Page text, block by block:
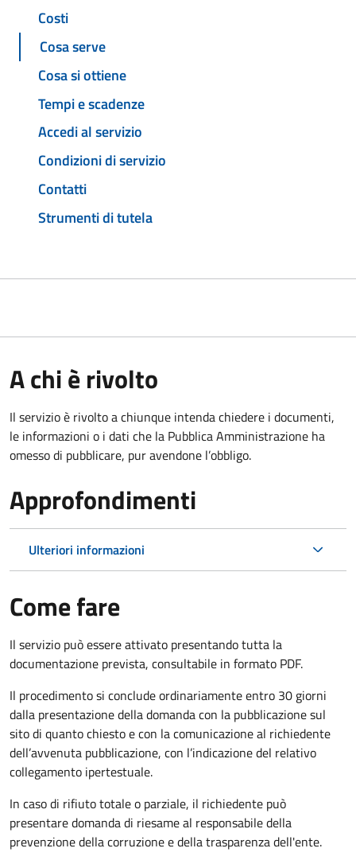
Costi
Cosa serve
Cosa si ottiene
Tempi e scadenze
Accedi al servizio
Condizioni di servizio
Contatti
Strumenti di tutela
A chi è rivolto
Il servizio è rivolto a chiunque intenda chiedere i documenti,
le informazioni o i dati che la Pubblica Amministrazione ha
omesso di pubblicare, pur avendone l’obbligo.
Approfondimenti
Ulteriori informazioni
Come fare
Il servizio può essere attivato presentando tutta la
documentazione prevista, consultabile in formato PDF.
Il procedimento si conclude ordinariamente entro 30 giorni
dalla presentazione della domanda con la pubblicazione sul
sito di quanto chiesto e con la comunicazione al richiedente
dell’avvenuta pubblicazione, con l’indicazione del relativo
collegamento ipertestuale.
In caso di rifiuto totale o parziale, il richiedente può
presentare domanda di riesame al responsabile della
prevenzione della corruzione e della trasparenza dell'ente.